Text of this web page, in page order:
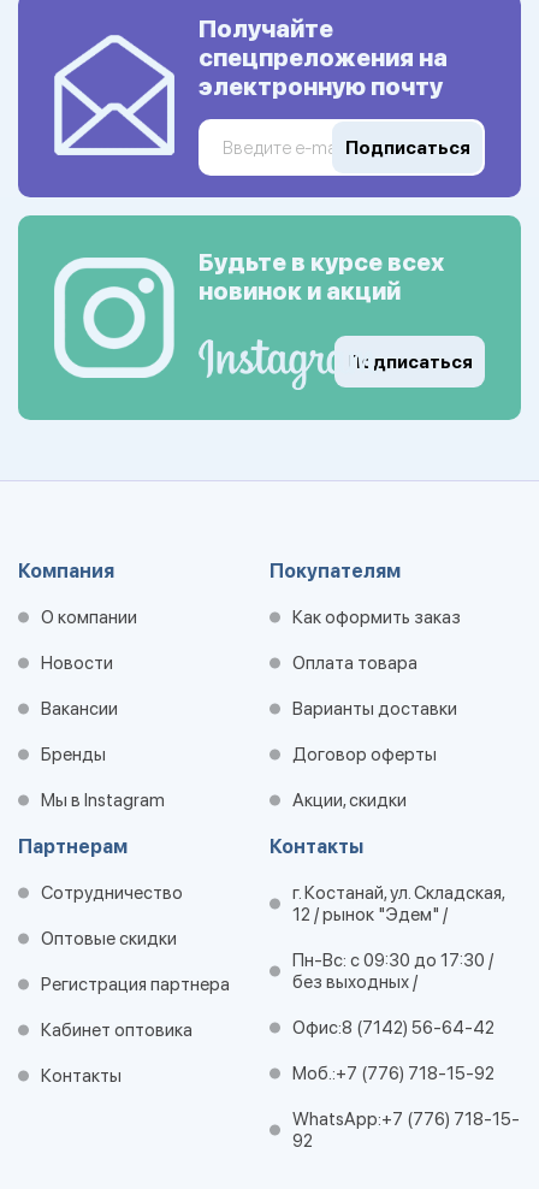
Получайте
спецпреложения на
электронную почту
Подписаться
Будьте в курсе всех
новинок и акций
Подписаться
Компания
О компании
Новости
Вакансии
Бренды
Мы в Instagram
Покупателям
Как оформить заказ
Оплата товара
Варианты доставки
Договор оферты
Акции, скидки
Партнерам
Сотрудничество
Оптовые скидки
Регистрация партнера
Кабинет оптовика
Контакты
Контакты
г. Костанай, ул. Складская,
12 / рынок "Эдем" /
Пн-Вс: с 09:30 до 17:30 /
без выходных /
Офис:8 (7142) 56-64-42
Моб.:+7 (776) 718-15-92
WhatsApp:+7 (776) 718-15-
92